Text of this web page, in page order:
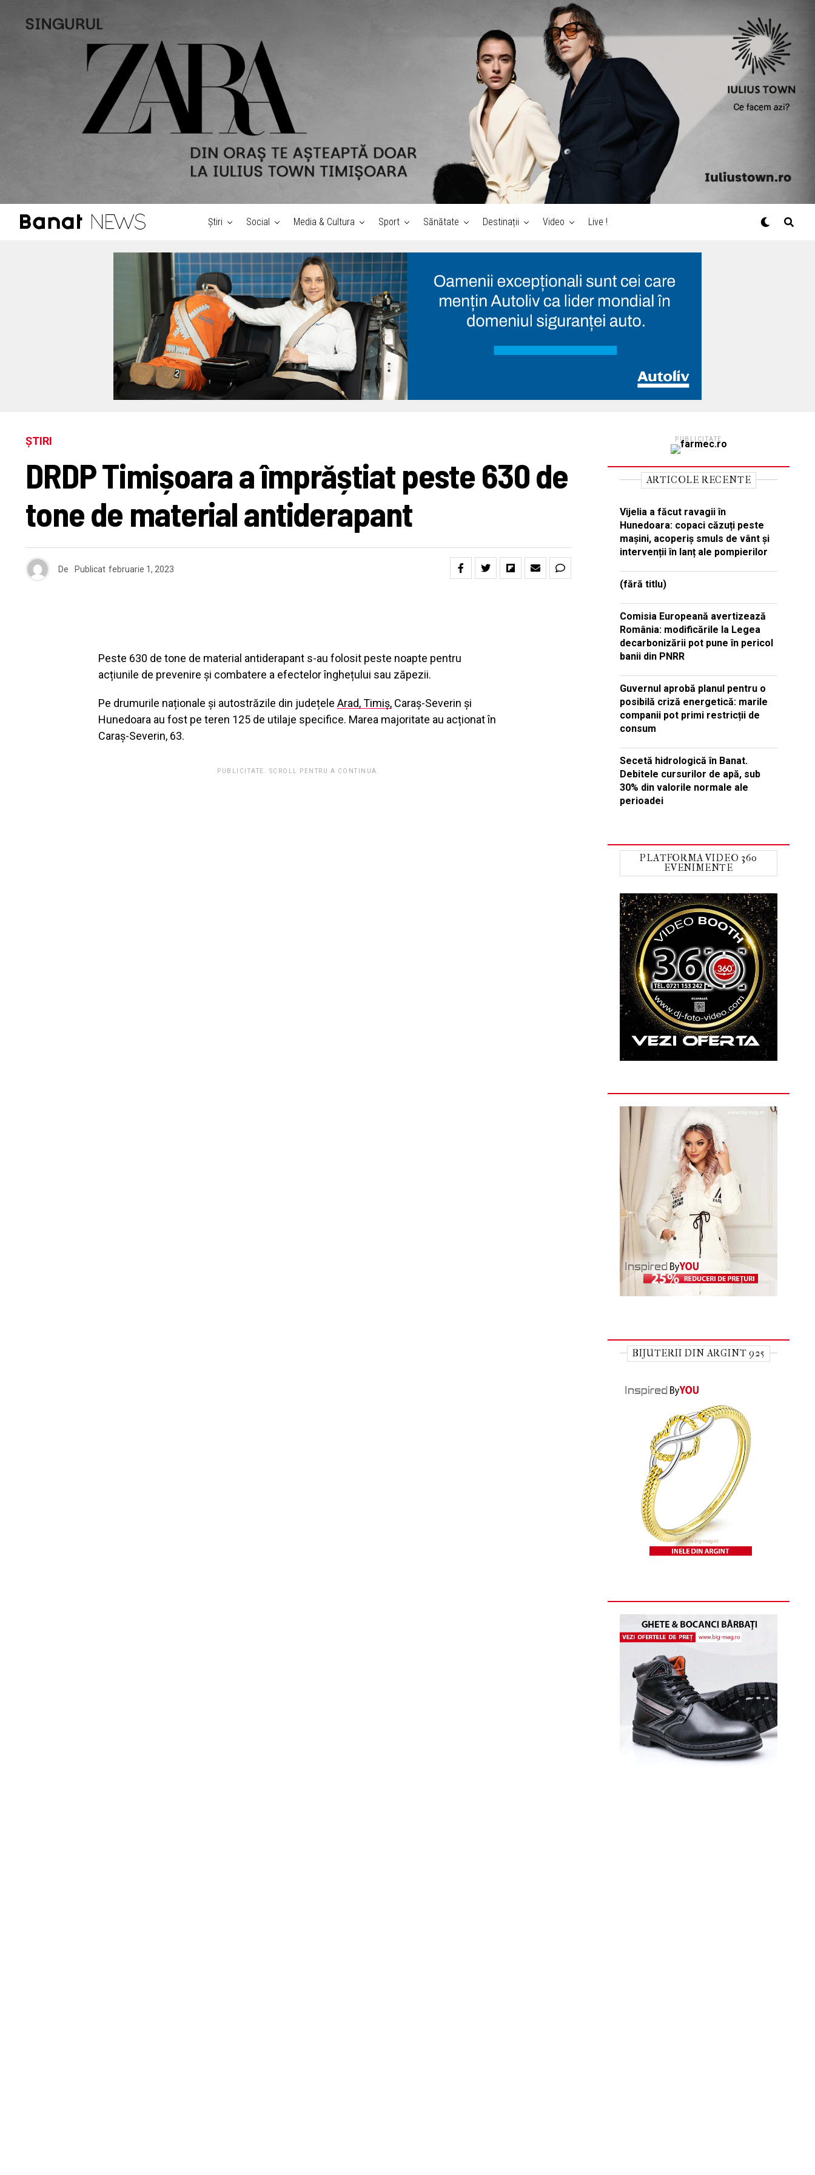
Știri Social Media & Cultura Sport Sănătate Destinații Video Live !
ȘTIRI
DRDP Timișoara a împrăștiat peste 630 de
tone de material antiderapant
De Publicat februarie 1, 2023
Peste 630 de tone de material antiderapant s-au folosit peste noapte pentru
acțiunile de prevenire și combatere a efectelor înghețului sau zăpezii.
Pe drumurile naționale și autostrăzile din județele Arad, Timiș, Caraș-Severin și
Hunedoara au fost pe teren 125 de utilaje specifice. Marea majoritate au acționat în
Caraș-Severin, 63.
PUBLICITATE. SCROLL PENTRU A CONTINUA.
PUBLICITATE
ARTICOLE RECENTE
Vijelia a făcut ravagii în
Hunedoara: copaci căzuți peste
mașini, acoperiș smuls de vânt și
intervenții în lanț ale pompierilor
(fără titlu)
Comisia Europeană avertizează
România: modificările la Legea
decarbonizării pot pune în pericol
banii din PNRR
Guvernul aprobă planul pentru o
posibilă criză energetică: marile
companii pot primi restricții de
consum
Secetă hidrologică în Banat.
Debitele cursurilor de apă, sub
30% din valorile normale ale
perioadei
PLATFORMA VIDEO 360
EVENIMENTE
BIJUTERII DIN ARGINT 925